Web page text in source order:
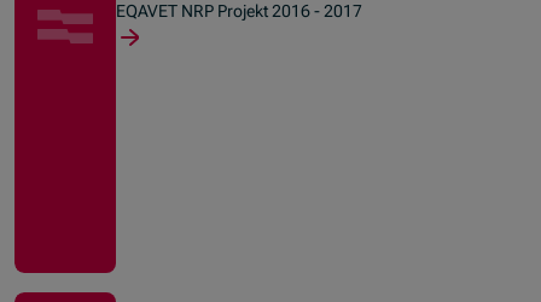
EQAVET NRP Projekt 2016 - 2017